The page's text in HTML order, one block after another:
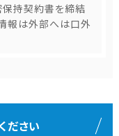
保持契約書を締結
報は外部へは口外
ださい